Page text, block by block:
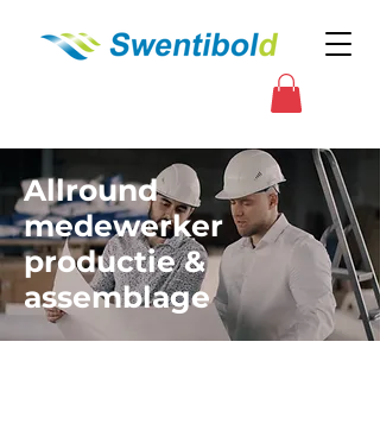
Allround
medewerker
productie &
assemblage